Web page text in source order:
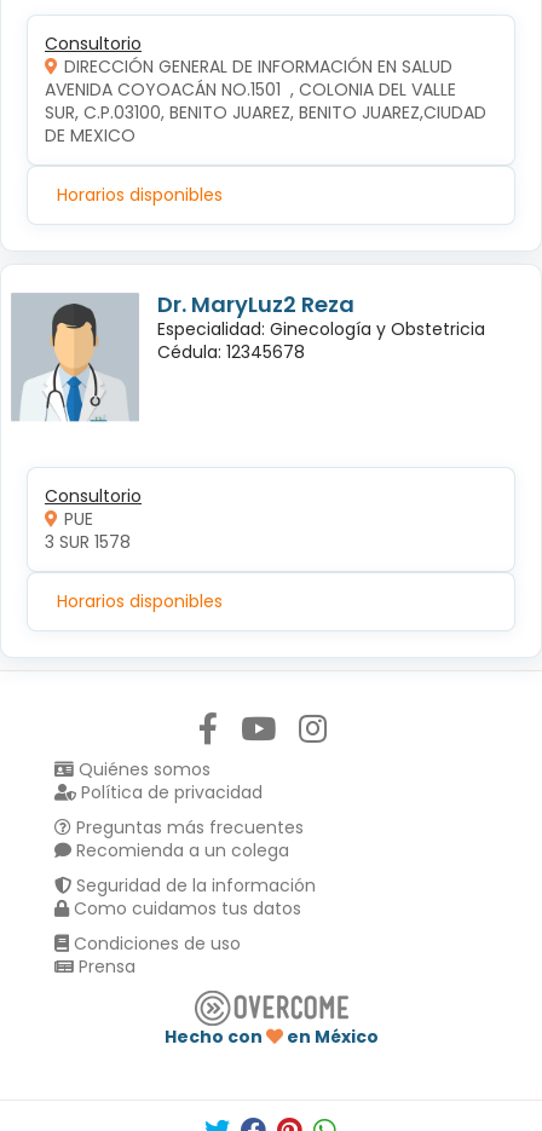
Consultorio
DIRECCIÓN GENERAL DE INFORMACIÓN EN SALUD
AVENIDA COYOACÁN NO.1501  , COLONIA DEL VALLE
SUR, C.P.03100, BENITO JUAREZ, BENITO JUAREZ,CIUDAD
DE MEXICO
Horarios disponibles
Dr. MaryLuz2 Reza
Especialidad: Ginecología y Obstetricia
Cédula: 12345678
Consultorio
PUE
3 SUR 1578
Horarios disponibles
Quiénes somos
Política de privacidad
Preguntas más frecuentes
Recomienda a un colega
Seguridad de la información
Como cuidamos tus datos
Condiciones de uso
Prensa
Hecho con
en México